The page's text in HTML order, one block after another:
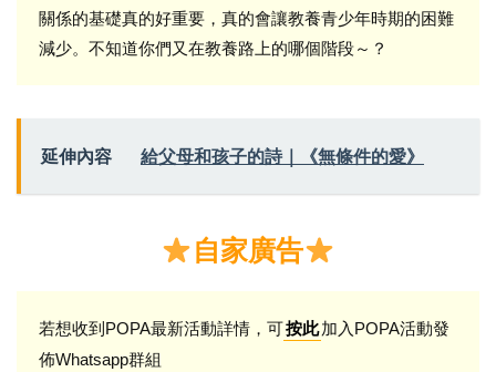
關係的基礎真的好重要，真的會讓教養青少年時期的困難
減少。不知道你們又在教養路上的哪個階段～？
延伸內容 給父母和孩子的詩｜《無條件的愛》
自家廣告
若想收到POPA最新活動詳情，可按此加入POPA活動發
佈Whatsapp群組